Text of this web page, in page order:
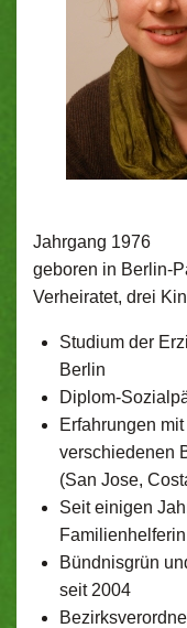
Jahrgang 1976
geboren in Berlin-
Verheiratet, drei
Studium der
Berlin
Diplom-
Erfahrungen
verschiedenen
(San Jose,
Seit einigen
Bündnisgrün
seit 2004